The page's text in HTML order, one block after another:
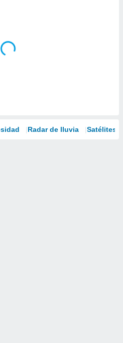
Radar de lluvia Satélites